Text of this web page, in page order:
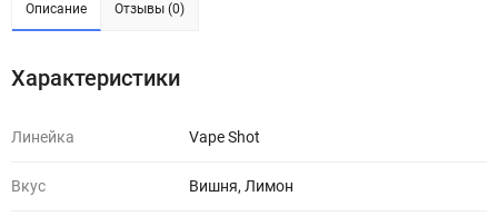
Описание Отзывы (0)
Характеристики
Линейка Vape Shot
Вкус Вишня, Лимон